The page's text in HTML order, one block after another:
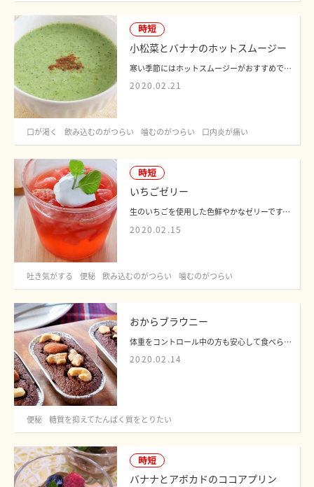
時短
小松菜とバナナのホットスムージー
寒い季節にはホットスムージーがおすすめです。手軽に調理できるので、朝食に添えたり...
2020.02.21
口が渇く 飲み込むのがつらい 噛むのがつらい 口内炎が痛い
時短
いちごゼリー
生のいちごを使用した色鮮やかなゼリーです。つるんとした口当たりで、噛むことや飲み...
2020.02.15
吐き気がする 便秘 飲み込むのがつらい 噛むのがつらい
おからブラウニー
体重をコントロール中の方も安心して食べられる、糖質を抑えたブラウニーを考案しまし...
2020.02.14
便秘 糖質を抑えてたんぱく質をとりたい
時短
バナナとアボカドのココアプリン